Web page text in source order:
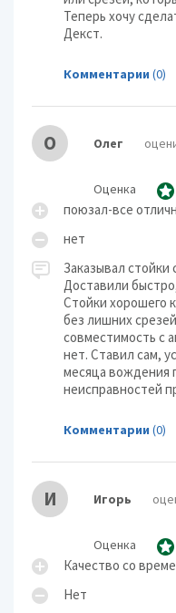
Теперь хочу
Декст.
Комментарии (0)
О Олег
Оценка
поюзал-все
нет
Заказывал стойки
Доставили
Стойки хорошего
без лишних
совместимость с
нет. Ставил сам,
месяца вождения
неисправностей
Комментарии (0)
И Игорь
Оценка
Качество со
Нет